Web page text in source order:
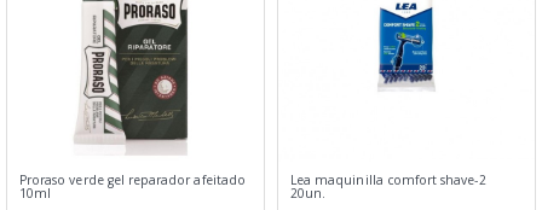
Proraso verde gel reparador afeitado
10ml
Lea maquinilla comfort shave-2
20un.